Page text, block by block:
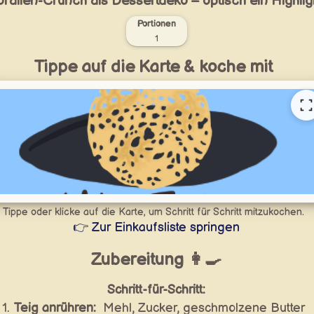
Portionen
1
Tippe auf die Karte & koche mit
Tippe oder klicke auf die Karte, um Schritt für Schritt mitzukochen.
👉 Zur Einkaufsliste springen
Zubereitung 👩‍🍳
Schritt-für-Schritt:
Teig anrühren: Mehl, Zucker, geschmolzene Butter